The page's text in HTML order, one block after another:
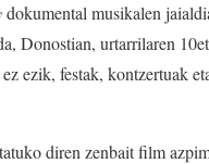
dokumental musikalen
Donostian, urtarrilaren
ezik, festak, kontzertuak
diren zenbait film